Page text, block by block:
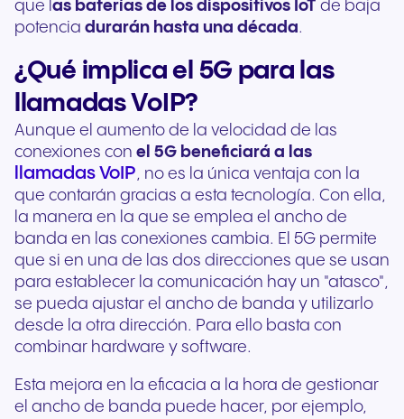
que l as baterías de los dispositivos IoT de baja
potencia durarán hasta una década.
¿Qué implica el 5G para las
llamadas VoIP?
Aunque el aumento de la velocidad de las
conexiones con el 5G beneficiará a las
llamadas VoIP, no es la única ventaja con la
que contarán gracias a esta tecnología. Con ella,
la manera en la que se emplea el ancho de
banda en las conexiones cambia. El 5G permite
que si en una de las dos direcciones que se usan
para establecer la comunicación hay un "atasco",
se pueda ajustar el ancho de banda y utilizarlo
desde la otra dirección. Para ello basta con
combinar hardware y software.
Esta mejora en la eficacia a la hora de gestionar
el ancho de banda puede hacer, por ejemplo,